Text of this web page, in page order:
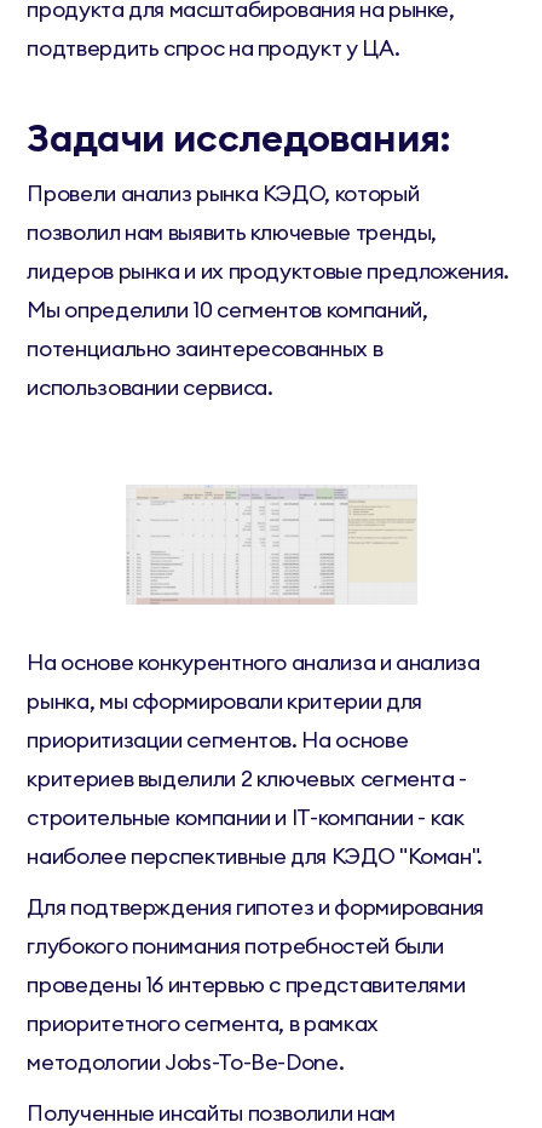
продукта для масштабирования на рынке,
подтвердить спрос на продукт у ЦА.
Задачи исследования:
Провели анализ рынка КЭДО, который
позволил нам выявить ключевые тренды,
лидеров рынка и их продуктовые предложения.
Мы определили 10 сегментов компаний,
потенциально заинтересованных в
использовании сервиса.
На основе конкурентного анализа и анализа
рынка, мы сформировали критерии для
приоритизации сегментов. На основе
критериев выделили 2 ключевых сегмента -
строительные компании и IT-компании - как
наиболее перспективные для КЭДО "Коман".
Для подтверждения гипотез и формирования
глубокого понимания потребностей были
проведены 16 интервью с представителями
приоритетного сегмента, в рамках
методологии Jobs-To-Be-Done.
Полученные инсайты позволили нам